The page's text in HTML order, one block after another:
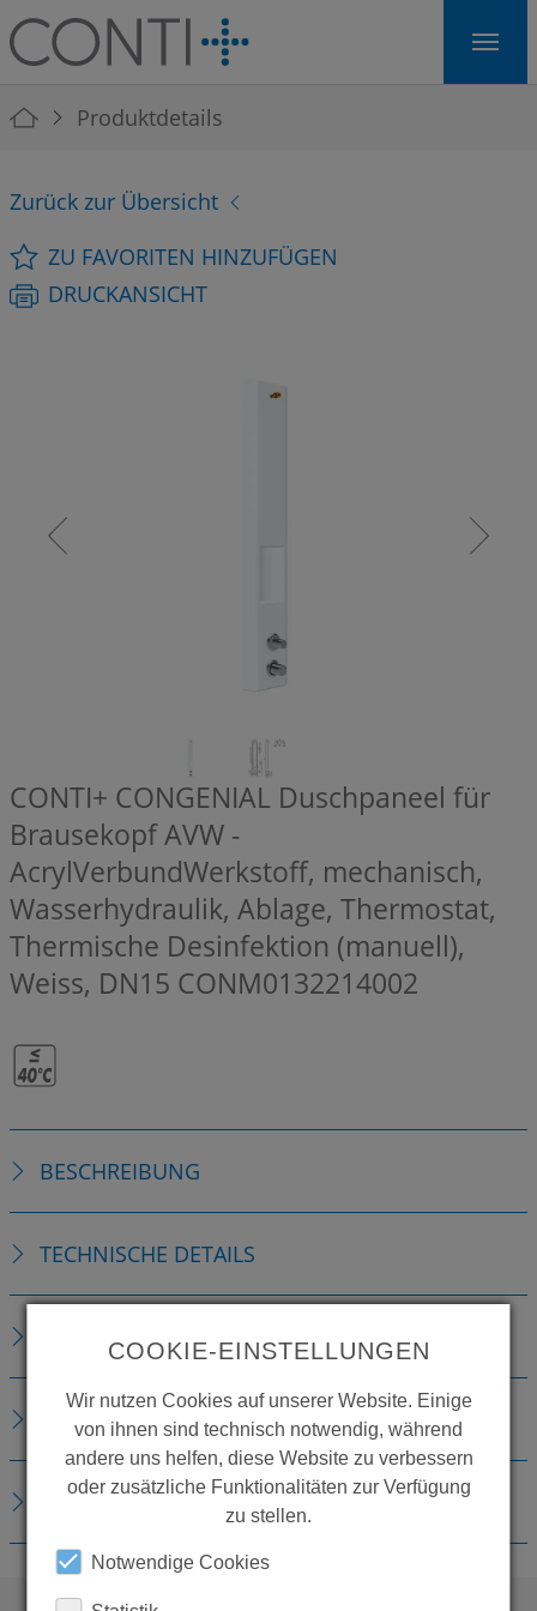
Skip to main navigation
Skip to main content
Skip to page footer
You are here:
Produktdetails
Zurück zur Übersicht
ZU FAVORITEN HINZUFÜGEN
DRUCKANSICHT
CONTI+ CONGENIAL Duschpaneel für
Brausekopf AVW -
AcrylVerbundWerkstoff, mechanisch,
Wasserhydraulik, Ablage, Thermostat,
Thermische Desinfektion (manuell),
Weiss, DN15 CONM0132214002
BESCHREIBUNG
TECHNISCHE DETAILS
ZUBEHÖR
ERSATZTEILE
DOWNLOADS
COOKIE-EINSTELLUNGEN
Wir nutzen Cookies auf unserer Website. Einige
von ihnen sind technisch notwendig, während
andere uns helfen, diese Website zu verbessern
oder zusätzliche Funktionalitäten zur Verfügung
zu stellen.
Notwendige Cookies